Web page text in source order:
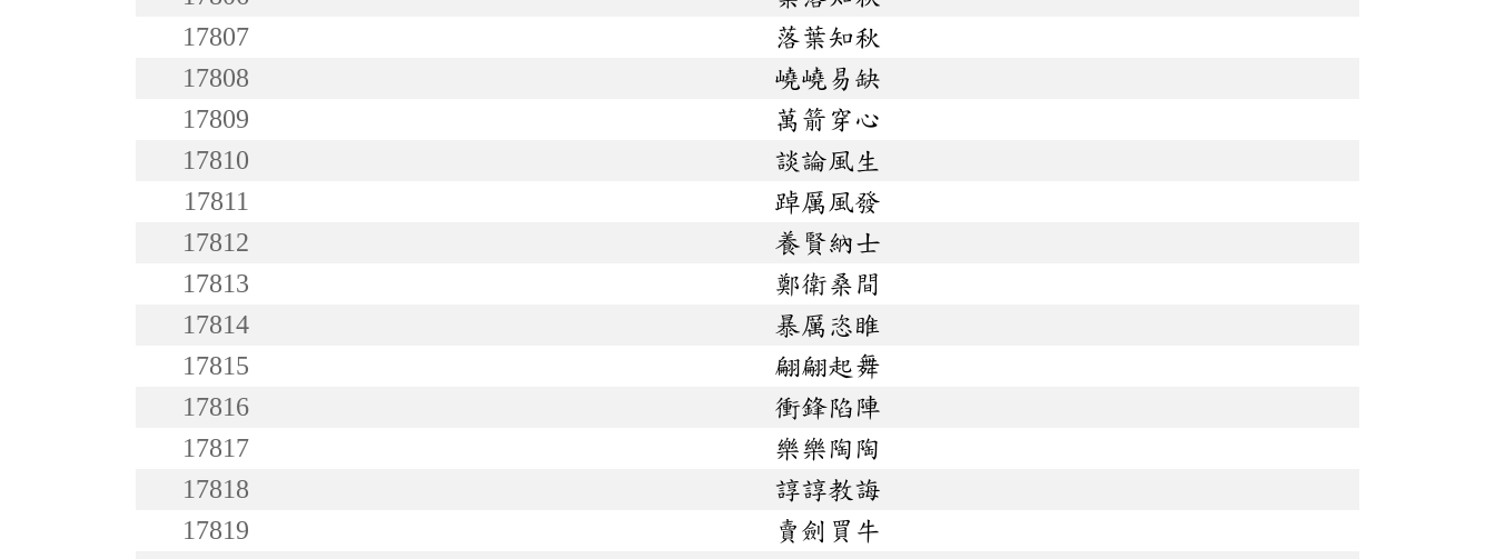
17807
落葉知秋
17808
嶢嶢易缺
17809
萬箭穿心
17810
談論風生
17811
踔厲風發
17812
養賢納士
17813
鄭衛桑間
17814
暴厲恣睢
17815
翩翩起舞
17816
衝鋒陷陣
17817
樂樂陶陶
17818
諄諄教誨
17819
賣劍買牛